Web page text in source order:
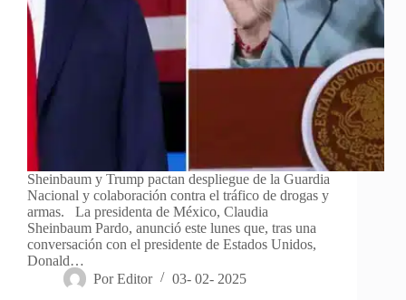
Sheinbaum y Trump pactan despliegue de la Guardia
Nacional y colaboración contra el tráfico de drogas y
armas. La presidenta de México, Claudia
Sheinbaum Pardo, anunció este lunes que, tras una
conversación con el presidente de Estados Unidos,
Donald…
Por Editor 03- 02- 2025